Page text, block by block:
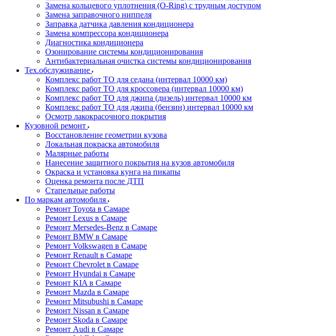
Замена кольцевого уплотнения (O-Ring) с трудным доступом
Замена заправочного ниппеля
Заправка датчика давления кондиционера
Замена компрессора кондиционера
Диагностика кондиционера
Озонирование системы кондиционирования
Антибактериальная очистка системы кондиционирования
Тех.обслуживание
Комплекс работ ТО для седана (интервал 10000 км)
Комплекс работ ТО для кроссовера (интервал 10000 км)
Комплекс работ ТО для джипа (дизель) интервал 10000 км
Комплекс работ ТО для джипа (бензин) интервал 10000 км
Осмотр лакокрасочного покрытия
Кузовной ремонт
Восстановление геометрии кузова
Локальная покраска автомобиля
Малярные работы
Нанесение защитного покрытия на кузов автомобиля
Окраска и установка кунга на пикапы
Оценка ремонта после ДТП
Стапельные работы
По маркам автомобиля
Ремонт Toyota в Самаре
Ремонт Lexus в Самаре
Ремонт Mersedes-Benz в Самаре
Ремонт BMW в Самаре
Ремонт Volkswagen в Самаре
Ремонт Renault в Самаре
Ремонт Chevrolet в Самаре
Ремонт Hyundai в Самаре
Ремонт KIA в Самаре
Ремонт Mazda в Самаре
Ремонт Mitsubushi в Самаре
Ремонт Nissan в Самаре
Ремонт Skoda в Самаре
Ремонт Audi в Самаре